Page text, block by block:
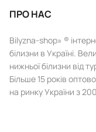
ПРО НАС
Bilyzna-shop» ®
білизни в Україні.
нижньої білизни від
Більше 15 років
на ринку України з